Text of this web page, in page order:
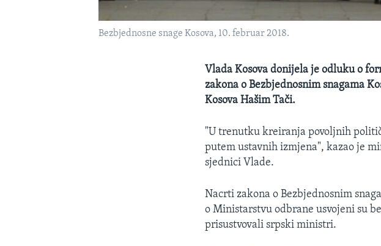
Bezbjednosne snage Kosova, 10. februar 2018.
Vlada Kosova donijela je odluku o
zakona o Bezbjednosnim snagama
Kosova Hašim Tači.
"U trenutku kreiranja povoljnih
putem ustavnih izmjena", kazao je
sjednici Vlade.
Nacrti zakona o Bezbjednosnim
o Ministarstvu odbrane usvojeni su
prisustvovali srpski ministri.